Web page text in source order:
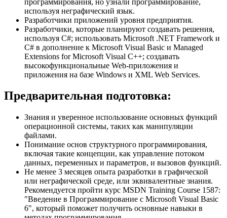
используя неграфический язык.
Разработчики приложений уровня предприятия.
Разработчики, которые планируют создавать решения,
используя C#; использовать Microsoft .NET Framework и
C# в дополнение к Microsoft Visual Basic и Managed
Extensions for Microsoft Visual C++; создавать
высокофункциональные Web-приложения и
приложения на базе Windows и XML Web Services.
Предварительная подготовка:
Знания и уверенное использование основных функций
операционной системы, таких как манипуляции
файлами.
Понимание основ структурного программирования,
включая такие концепции, как управление потоком
данных, переменных и параметров, и вызовов функций.
Не менее 3 месяцев опыта разработки в графической
или неграфической среде, или эквивалентные знания.
Рекомендуется пройти курс MSDN Training Course 1587:
"Введение в Программирование с Microsoft Visual Basic
6", который поможет получить основные навыки в